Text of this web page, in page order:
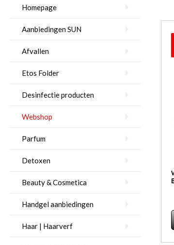
Homepage
Aanbiedingen SUN
Afvallen
Etos Folder
Desinfectie producten
Webshop
Parfum
Detoxen
Beauty & Cosmetica
Handgel aanbiedingen
Haar | Haarverf